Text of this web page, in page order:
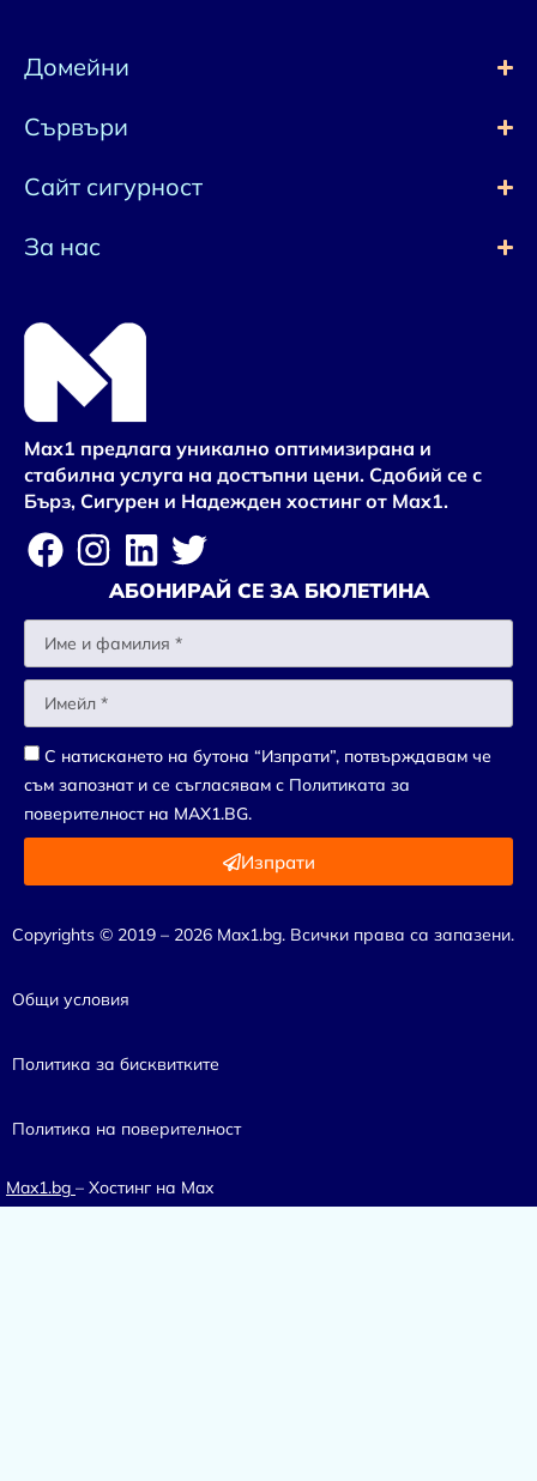
Домейни
Сървъри
Сайт сигурност
За нас
Max1 предлага уникално оптимизирана и
стабилна услуга на достъпни цени. Сдобий се с
Бърз, Сигурен и Надежден хостинг от Max1.
АБОНИРАЙ СЕ ЗА БЮЛЕТИНА
С натискането на бутона “Изпрати”, потвърждавам че
съм запознат и се съгласявам с Политиката за
поверителностна MAX1.BG.
Изпрати
Copyrights © 2019 – 2026 Max1.bg. Всички права са запазени.
Общи условия
Политика за бисквитките
Политика на поверителност
Max1.bg – Хостинг на Max